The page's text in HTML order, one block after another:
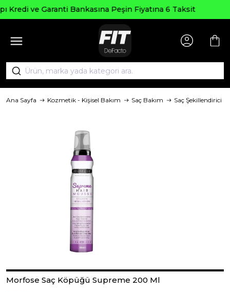
Fiyatına 6 Taksit
Ana Sayfa Kozmetik - Kişisel Bakım Saç Bakım Saç Şekillendirici
Morfose Saç Köpüğü Supreme 200 Ml